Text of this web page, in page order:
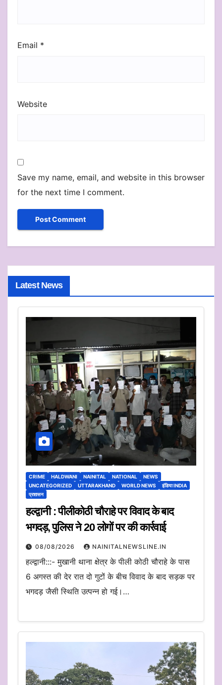
Email *
Website
Save my name, email, and website in this browser
for the next time I comment.
Latest News
CRIME HALDWANI NAINITAL NATIONAL
NEWS
UNCATEGORIZED
UTTARAKHAND WORLD NEWS
इंडिया INDIA
प्रशासन
हल्द्वानी : पीलीकोठी चौराहे पर विवाद के बाद
भगदड़, पुलिस ने 20 लोगों पर की कार्रवाई
08/08/2026 NAINITALNEWSLINE.IN
हल्द्वानी:::- मुखानी थाना क्षेत्र के पीली कोठी चौराहे के पास
6 अगस्त की देर रात दो गुटों के बीच विवाद के बाद सड़क पर
भगदड़ जैसी स्थिति उत्पन्न हो गई।…